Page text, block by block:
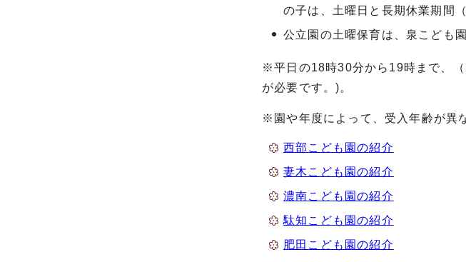
の子は、土曜日と長期休業期間
公立園の土曜保育は、泉こども
※平日の18時30分から19時まで、
が必要です。)。
※園や年度によって、受入年齢が異
西部こども園の紹介
妻木こども園の紹介
濃南こども園の紹介
駄知こども園の紹介
肥田こども園の紹介